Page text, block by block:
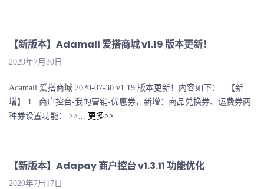
【新版本】Adamall 爱搭商城 v1.19 版本更新！
2020年7月30日
Adamall 爱搭商城 2020-07-30 v1.19 版本更新！内容如下： 【新
增】 1. 商户控台-我的营销-优惠券，新增：商品兑换券、运费券两
种券设置功能： >>... 更多>>
【新版本】Adapay 商户控台 v1.3.11 功能优化
2020年7月17日